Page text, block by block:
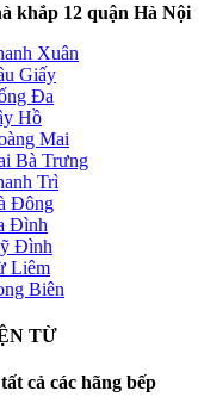
khắp 12 quận Hà Nội
Xuân
Giấy
Đa
Hồ
Mai
Bà Trưng
Trì
Đông
Đình
Đình
Liêm
Biên
TỪ
cả các hãng bếp